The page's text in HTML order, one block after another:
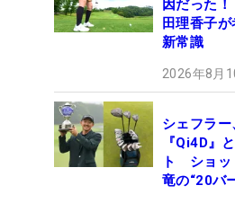
因だった
田理香子
新常識
2026年8月
シェフラ
『Qi4D』
ト ショッ
竜の“20バ